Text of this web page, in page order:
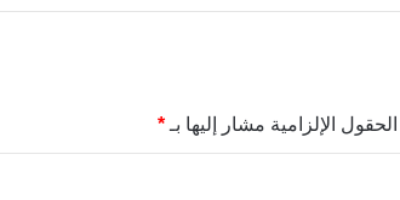
الحقول الإلزامية مشار إليها بـ *